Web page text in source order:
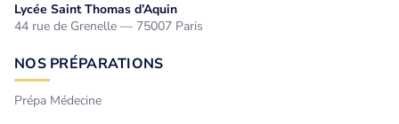
Lycée Saint Thomas d’Aquin
44 rue de Grenelle — 75007 Paris
NOS PRÉPARATIONS
Prépa Médecine